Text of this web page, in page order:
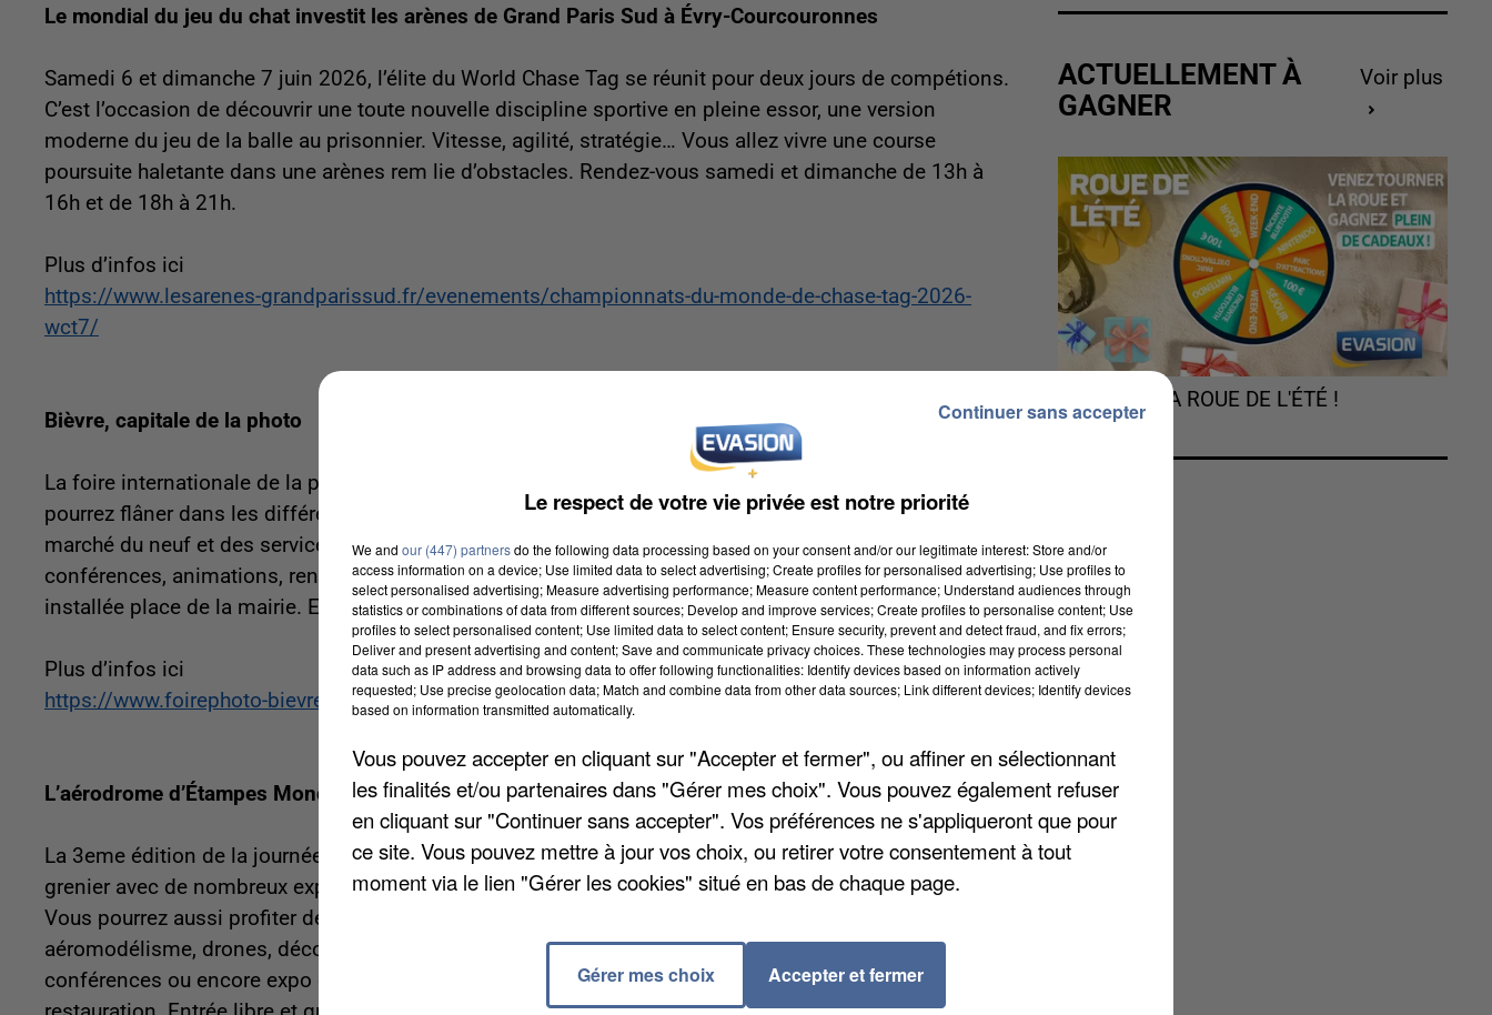
Le mondial du jeu du chat investit les arènes de Grand Paris Sud à Évry-Courcouronnes
Samedi 6 et dimanche 7 juin 2026, l’élite du World Chase Tag se réunit pour deux jours de compétions.
C’est l’occasion de découvrir une toute nouvelle discipline sportive en pleine essor, une version
moderne du jeu de la balle au prisonnier. Vitesse, agilité, stratégie… Vous allez vivre une course
poursuite haletante dans une arènes rem lie d’obstacles. Rendez-vous samedi et dimanche de 13h à
16h et de 18h à 21h.
Plus d’infos ici
https://www.lesarenes-grandparissud.fr/evenements/championnats-du-monde-de-chase-tag-2026-
wct7/
Bièvre, capitale de la photo
La foire internationale de la photographie est de retour samedi 6 et dimanche 7 juin 2026. Vous
pourrez flâner dans les différents marchés : marché de l’occasion et des antiquités photographiques,
marché du neuf et des services, marché des artistes. Au programme également : expositions,
conférences, animations, rencontre et concours dont le palmarès sera révélé dimanche. La foire sera
installée place de la mairie. Entrée libre et gratuite, samedi de 13h à 19h et dimanche de 8h à 18h.
Plus d’infos ici
https://www.foirephoto-bievre.com/
L’aérodrome d’Étampes Mondésir vous ouvre ses portes
La 3eme édition de la journée de l’aviation se déroulera dimanche 7 juin 2026. Au programme, un vide
grenier avec de nombreux exposants qui vous proposeront vêtements, meubles, vaisselles, jouets...
Vous pourrez aussi profiter de nombreuses animations autour du monde de l’aéronautique :
aéromodélisme, drones, découverte des métiers de l’aéronautique, exposition d’engins statiques,
conférences ou encore expo de voitures et de motos de collection. Sur place, buvette et espace
ACTUELLEMENT À
GAGNER
Voir plus
TOURNEZ LA ROUE DE L'ÉTÉ !
Le respect de votre vie privée est notre priorité
We and our (447) partnersdo the following data processing based on your consent and/or our legitimate interest: Store and/or
access information on a device; Use limited data to select advertising; Create profiles for personalised advertising; Use profiles to
select personalised advertising; Measure advertising performance; Measure content performance; Understand audiences through
statistics or combinations of data from different sources; Develop and improve services; Create profiles to personalise content; Use
profiles to select personalised content; Use limited data to select content; Ensure security, prevent and detect fraud, and fix errors;
Deliver and present advertising and content; Save and communicate privacy choices. These technologies may process personal
data such as IP address and browsing data to offer following functionalities: Identify devices based on information actively
requested; Use precise geolocation data; Match and combine data from other data sources; Link different devices; Identify devices
based on information transmitted automatically.
Vous pouvez accepter en cliquant sur "Accepter et fermer", ou affiner en sélectionnant
les finalités et/ou partenaires dans "Gérer mes choix". Vous pouvez également refuser
en cliquant sur "Continuer sans accepter". Vos préférences ne s'appliqueront que pour
ce site. Vous pouvez mettre à jour vos choix, ou retirer votre consentement à tout
moment via le lien "Gérer les cookies" situé en bas de chaque page.
Gérer mes choix Accepter et fermer
Continuer sans accepter